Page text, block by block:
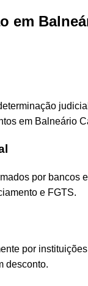
em
em Balneário
por bancos
e FGTS.
por
desconto.